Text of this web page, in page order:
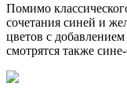
Помимо
сочетания синей и
цветов с
смотрятся также